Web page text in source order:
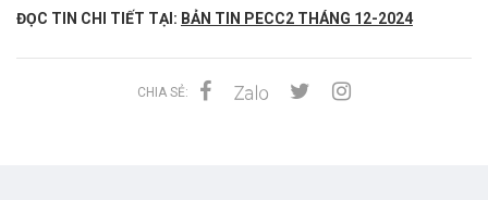
ĐỌC TIN CHI TIẾT TẠI: BẢN TIN PECC2 THÁNG 12-2024
CHIA SẺ: